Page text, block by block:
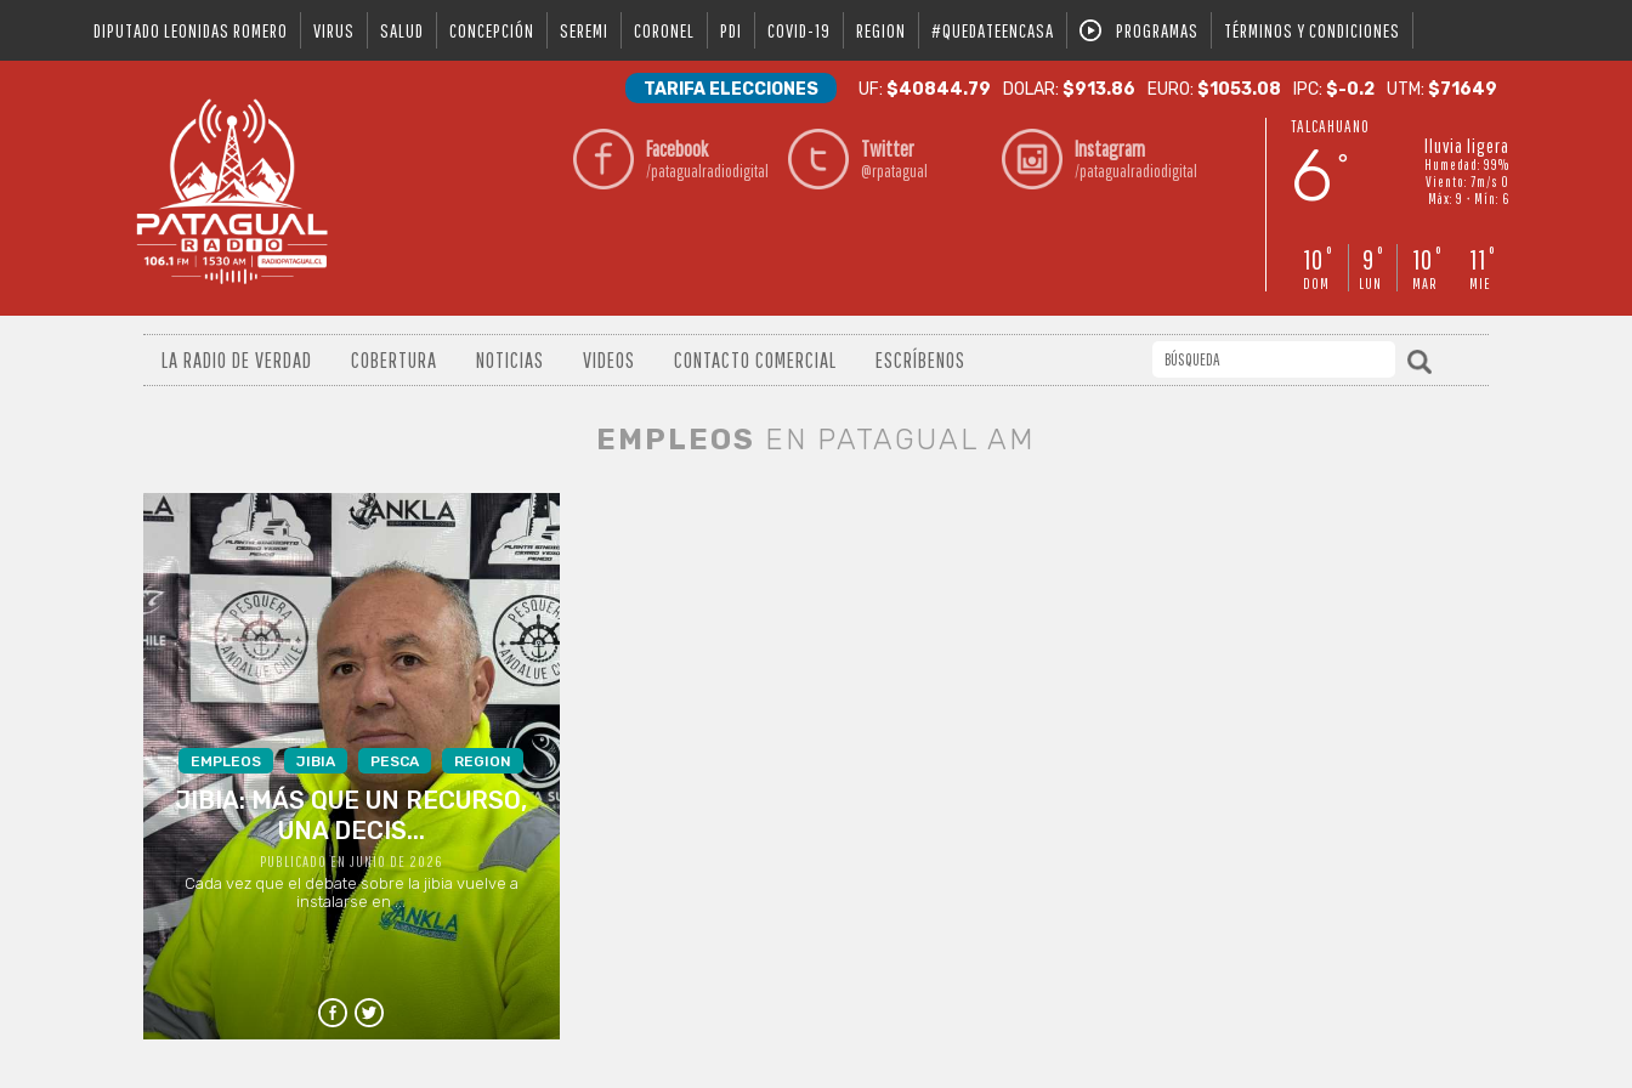
DIPUTADO LEONIDAS ROMERO VIRUS SALUD CONCEPCIÓN SEREMI CORONEL PDI COVID-19 REGION #QUEDATEENCASA PROGRAMAS TÉRMINOS Y CONDICIONES
TARIFA ELECCIONES UF:$40844.79 DOLAR:$913.86 EURO:$1053.08 IPC:$-0.2 UTM:$71649
Facebook
/patagualradiodigital
Twitter
@rpatagual
Instagram
/patagualradiodigital
TALCAHUANO
6 °
lluvia ligera
Humedad: 99%
Viento: 7m/s O
Máx: 9 • Mín: 6
10 °
DOM
9 °
LUN
10 °
MAR
11 °
MIE
LA RADIO DE VERDAD COBERTURA NOTICIAS VIDEOS CONTACTO COMERCIAL ESCRÍBENOS
EMPLEOS EN PATAGUAL AM
EMPLEOS JIBIA PESCA REGION
JIBIA: MÁS QUE UN RECURSO,
UNA DECIS...
PUBLICADO EN JUNIO DE 2026
Cada vez que el debate sobre la jibia vuelve a
instalarse en ...